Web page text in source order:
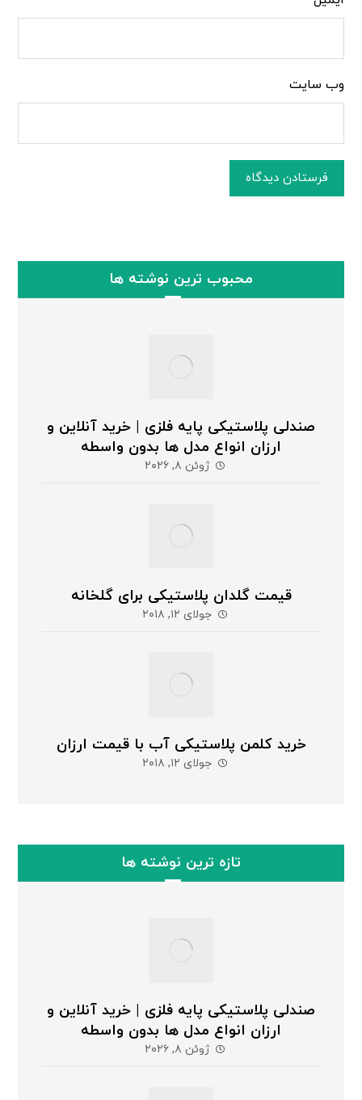
وب‌ سایت
فرستادن دیدگاه
محبوب ترین نوشته ها
صندلی پلاستیکی پایه فلزی | خرید آنلاین و
ارزان انواع مدل ها بدون واسطه
ژوئن ۸, ۲۰۲۶
قیمت گلدان پلاستیکی برای گلخانه
جولای ۱۲, ۲۰۱۸
خرید کلمن پلاستیکی آب با قیمت ارزان
جولای ۱۲, ۲۰۱۸
تازه ترین نوشته ها
صندلی پلاستیکی پایه فلزی | خرید آنلاین و
ارزان انواع مدل ها بدون واسطه
ژوئن ۸, ۲۰۲۶